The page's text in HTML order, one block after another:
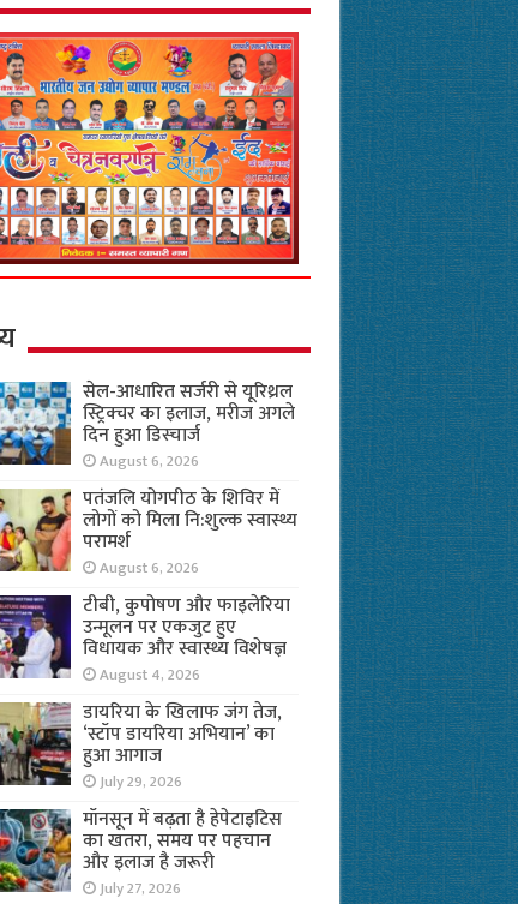
सेल-आधारित सर्जरी से यूरिथ्रल
स्ट्रिक्चर का इलाज, मरीज अगले
दिन हुआ डिस्चार्ज
August 6, 2026
पतंजलि योगपीठ के शिविर में
लोगों को मिला नि:शुल्क स्वास्थ्य
परामर्श
August 6, 2026
टीबी, कुपोषण और फाइलेरिया
उन्मूलन पर एकजुट हुए
विधायक और स्वास्थ्य विशेषज्ञ
August 4, 2026
डायरिया के खिलाफ जंग तेज,
‘स्टॉप डायरिया अभियान’ का
हुआ आगाज
July 29, 2026
मॉनसून में बढ़ता है हेपेटाइटिस
का खतरा, समय पर पहचान
और इलाज है जरूरी
July 27, 2026